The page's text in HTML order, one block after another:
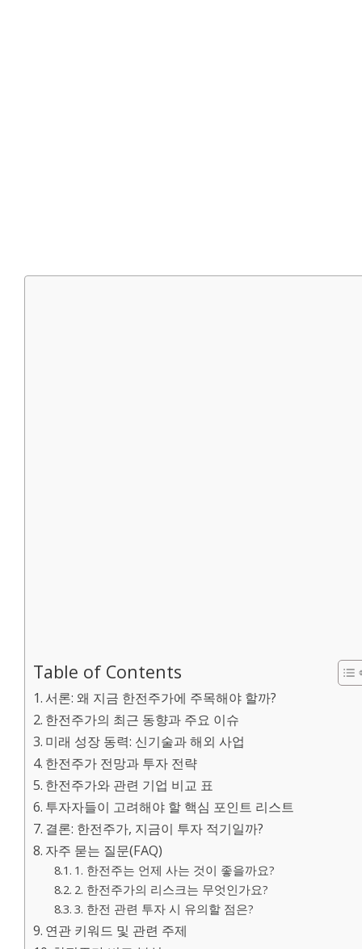
Table of Contents
서론: 왜 지금 한전주가에 주목해야 할까?
한전주가의 최근 동향과 주요 이슈
미래 성장 동력: 신기술과 해외 사업
한전주가 전망과 투자 전략
한전주가와 관련 기업 비교 표
투자자들이 고려해야 할 핵심 포인트 리스트
결론: 한전주가, 지금이 투자 적기일까?
자주 묻는 질문(FAQ)
1. 한전주는 언제 사는 것이 좋을까요?
2. 한전주가의 리스크는 무엇인가요?
3. 한전 관련 투자 시 유의할 점은?
연관 키워드 및 관련 주제